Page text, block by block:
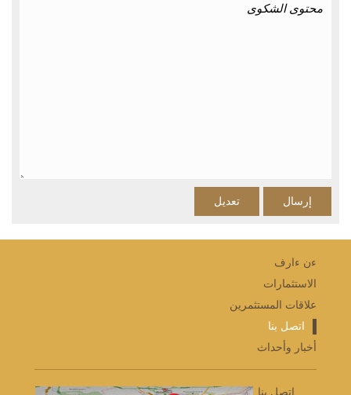
إرسال تعديل
ءن ءارف
الاستثمارات
علاقات المستثمرين
اتصل بنا
أخبار وأحداث
اتصل بنا